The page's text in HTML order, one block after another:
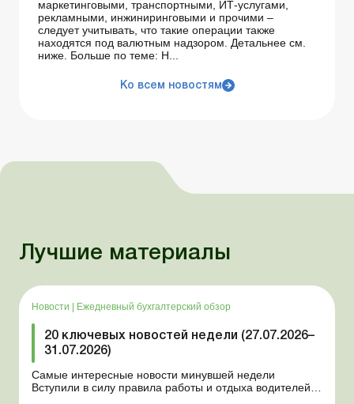
маркетинговыми, транспортными, ИТ-услугами,
рекламными, инжиниринговыми и прочими –
следует учитывать, что такие операции также
находятся под валютным надзором. Детальнее см.
ниже. Больше по теме: Н...
Ко всем новостям
Лучшие материалы
Новости Ежедневный бухгалтерский обзор
20 ключевых новостей недели (27.07.2026–
31.07.2026)
Самые интересные новости минувшей недели
Вступили в силу правила работы и отдыха водителей